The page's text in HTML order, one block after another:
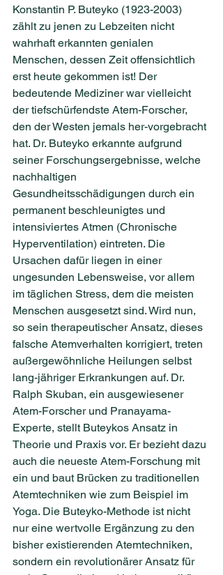
Konstantin P. Buteyko (1923-2003)
zählt zu jenen zu Lebzeiten nicht
wahrhaft erkannten genialen
Menschen, dessen Zeit offensichtlich
erst heute gekommen ist! Der
bedeutende Mediziner war vielleicht
der tiefschürfendste Atem-Forscher,
den der Westen jemals her-vorgebracht
hat. Dr. Buteyko erkannte aufgrund
seiner Forschungsergebnisse, welche
nachhaltigen
Gesundheitsschädigungen durch ein
permanent beschleunigtes und
intensiviertes Atmen (Chronische
Hyperventilation) eintreten. Die
Ursachen dafür liegen in einer
ungesunden Lebensweise, vor allem
im täglichen Stress, dem die meisten
Menschen ausgesetzt sind. Wird nun,
so sein therapeutischer Ansatz, dieses
falsche Atemverhalten korrigiert, treten
außergewöhnliche Heilungen selbst
lang-jähriger Erkrankungen auf. Dr.
Ralph Skuban, ein ausgewiesener
Atem-Forscher und Pranayama-
Experte, stellt Buteykos Ansatz in
Theorie und Praxis vor. Er bezieht dazu
auch die neueste Atem-Forschung mit
ein und baut Brücken zu traditionellen
Atemtechniken wie zum Beispiel im
Yoga. Die Buteyko-Methode ist nicht
nur eine wertvolle Ergänzung zu den
bisher existierenden Atemtechniken,
sondern ein revolutionärer Ansatz für